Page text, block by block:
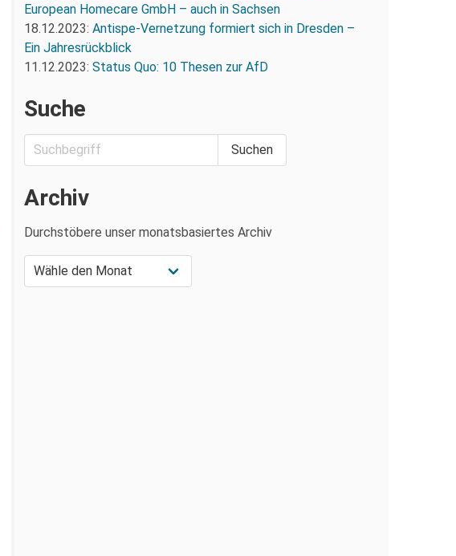
European Homecare GmbH – auch in Sachsen
18.12.2023: Antispe-Vernetzung formiert sich in Dresden –
Ein Jahresrückblick
11.12.2023: Status Quo: 10 Thesen zur AfD
Suche
Archiv
Durchstöbere unser monatsbasiertes Archiv